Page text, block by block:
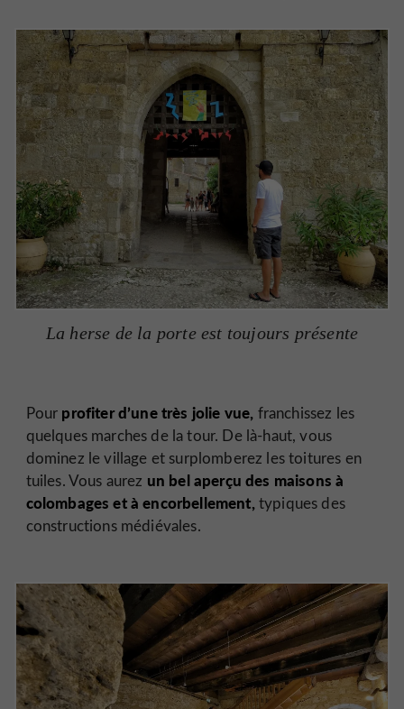
La herse de la porte est toujours présente
Pour profiter d’une très jolie vue, franchissez les
quelques marches de la tour. De là-haut, vous
dominez le village et surplomberez les toitures en
tuiles. Vous aurez un bel aperçu des maisons à
colombages et à encorbellement,typiques des
constructions médiévales.